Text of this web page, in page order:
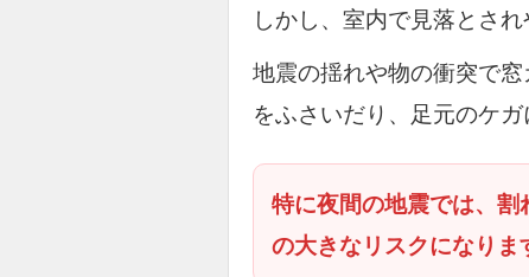
しかし、室内で見落とさ
地震の揺れや物の衝突で
をふさいだり、足元のケ
特に夜間の地震では、
の大きなリスクになりま